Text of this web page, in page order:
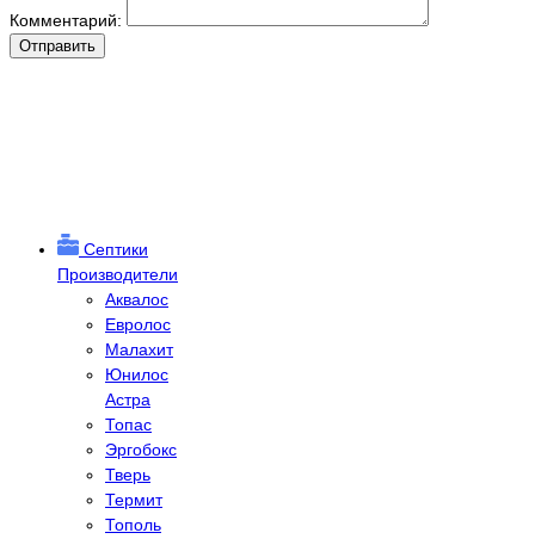
Комментарий:
Отправить
Септики
Производители
Аквалос
Евролос
Малахит
Юнилос
Астра
Топас
Эргобокс
Тверь
Термит
Тополь